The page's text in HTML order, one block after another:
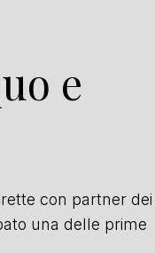
e
con partner dei
una delle prime